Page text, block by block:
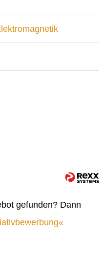
gefunden? Dann